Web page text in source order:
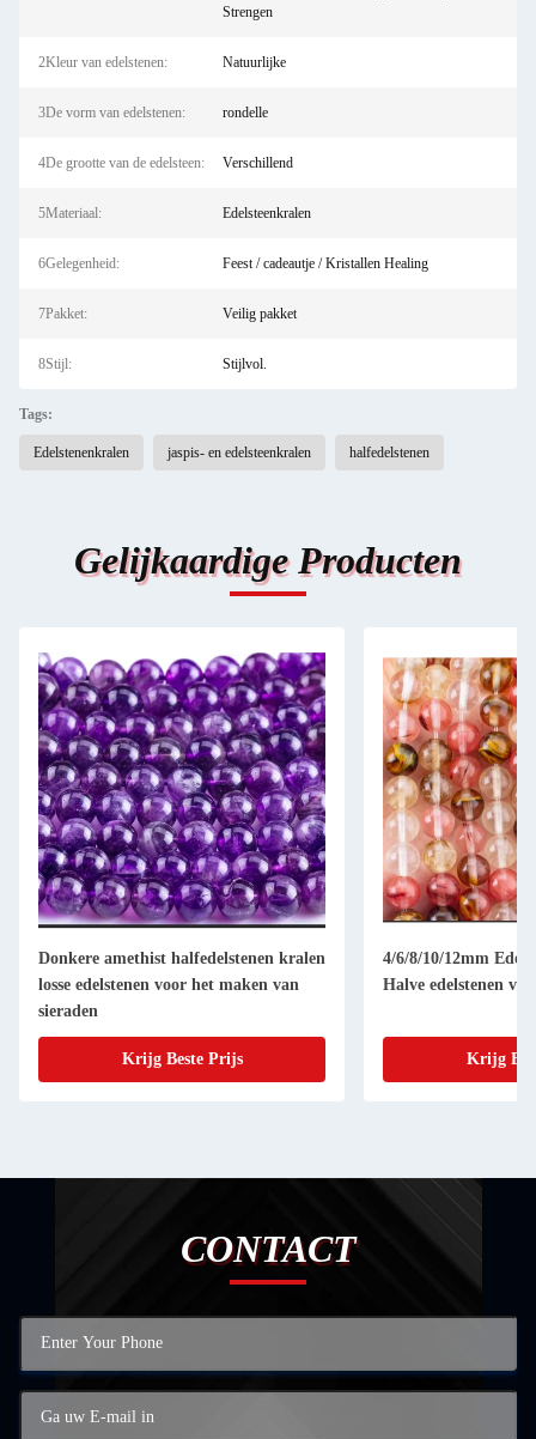
Strengen
2Kleur van edelstenen: Natuurlijke
3De vorm van edelstenen: rondelle
4De grootte van de edelsteen: Verschillend
5Materiaal: Edelsteenkralen
6Gelegenheid: Feest / cadeautje / Kristallen Healing
7Pakket: Veilig pakket
8Stijl: Stijlvol.
Tags:
Edelstenenkralen jaspis- en edelsteenkralen halfedelstenen
Gelijkaardige Producten
Donkere amethist halfedelstenen kralen
losse edelstenen voor het maken van
sieraden
Krijg Beste Prijs
4/6/8/10/12mm
Halve edelstenen
Krijg
CONTACT